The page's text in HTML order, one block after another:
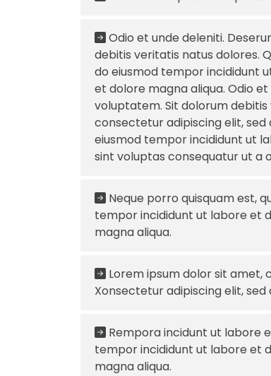
Odio et unde deleniti.
debitis veritatis natus dolores.
do eiusmod tempor incididunt
et dolore magna aliqua. Odio
voluptatem. Sit dolorum
consectetur adipiscing elit,
eiusmod tempor incididunt ut
sint voluptas consequatur ut a
Neque porro quisquam est,
tempor incididunt ut labore et
magna aliqua.
Lorem ipsum dolor sit amet,
Xonsectetur adipiscing elit,
Rempora incidunt ut labore
tempor incididunt ut labore et
magna aliqua.